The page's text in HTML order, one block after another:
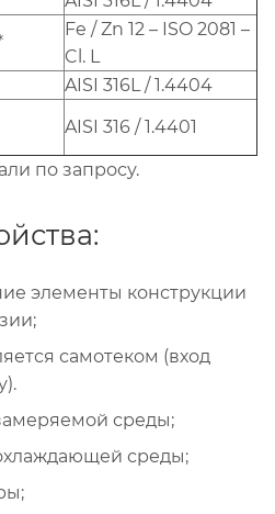
Fe / Zn 12 – ISO 2081 –
Cl. L
AISI 316L / 1.4404
AISI 316 / 1.4401
по запросу.
элементы конструкции
самотеком (вход
среды;
среды;